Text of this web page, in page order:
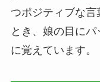
つポジティブな
とき、娘の目に
に覚えています。